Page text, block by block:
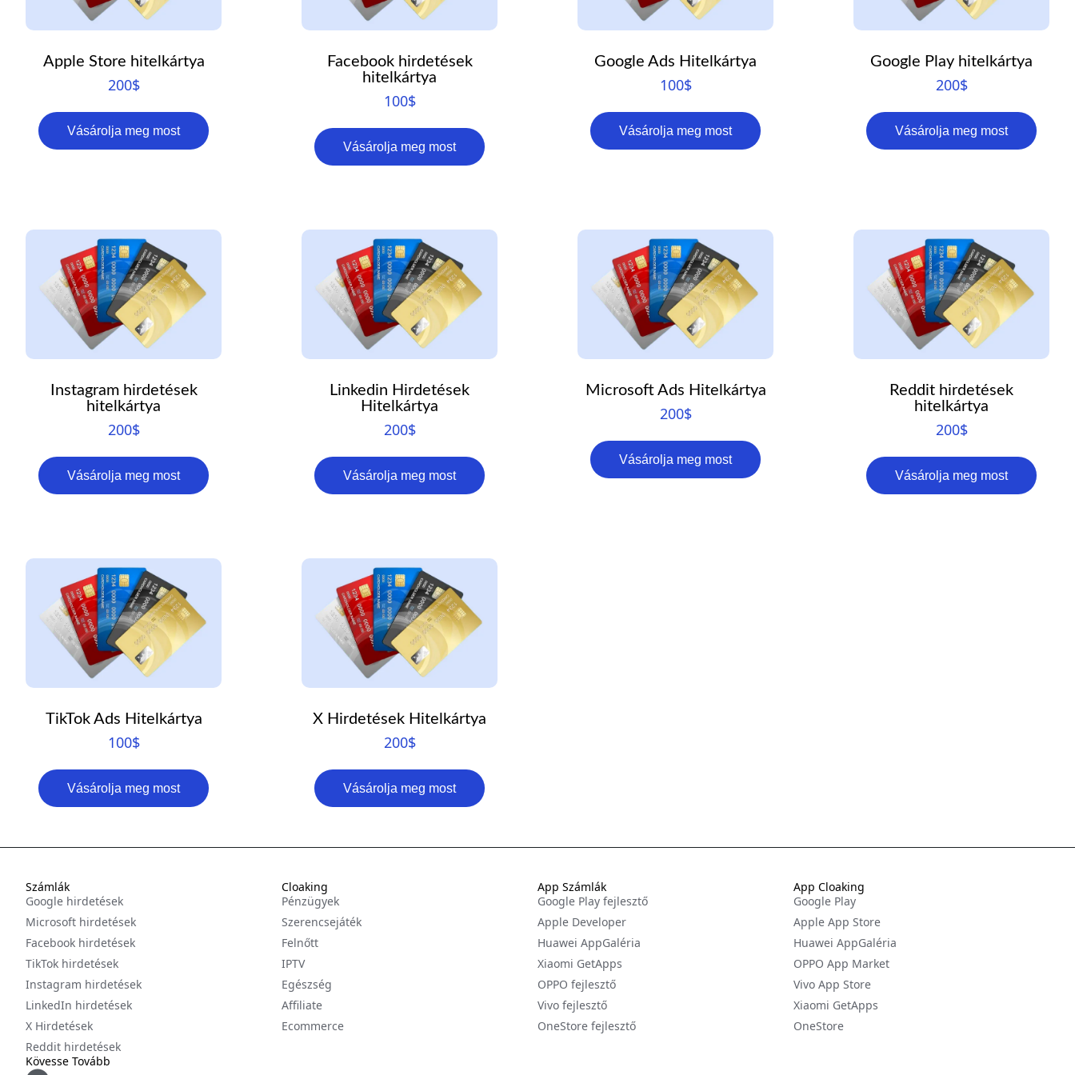
Apple Store hitelkártya
200$
Vásárolja meg most
Facebook hirdetések
hitelkártya
100$
Vásárolja meg most
Google Ads Hitelkártya
100$
Vásárolja meg most
Google Play hitelkártya
200$
Vásárolja meg most
Instagram hirdetések
hitelkártya
200$
Vásárolja meg most
Linkedin Hirdetések
Hitelkártya
200$
Vásárolja meg most
Microsoft Ads Hitelkártya
200$
Vásárolja meg most
Reddit hirdetések
hitelkártya
200$
Vásárolja meg most
TikTok Ads Hitelkártya
100$
Vásárolja meg most
X Hirdetések Hitelkártya
200$
Vásárolja meg most
Számlák
Google hirdetések
Microsoft hirdetések
Facebook hirdetések
TikTok hirdetések
Instagram hirdetések
LinkedIn hirdetések
X Hirdetések
Reddit hirdetések
Kövesse Tovább
Cloaking
Pénzügyek
Szerencsejáték
Felnőtt
IPTV
Egészség
Affiliate
Ecommerce
App Számlák
Google Play fejlesztő
Apple Developer
Huawei AppGaléria
Xiaomi GetApps
OPPO fejlesztő
Vivo fejlesztő
OneStore fejlesztő
App Cloaking
Google Play
Apple App Store
Huawei AppGaléria
OPPO App Market
Vivo App Store
Xiaomi GetApps
OneStore